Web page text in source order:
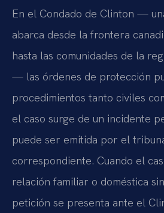
En el Condado de Clinton —
abarca desde la frontera
hasta las comunidades de la
— las órdenes de protección
procedimientos tanto civiles
el caso surge de un incidente
puede ser emitida por el
correspondiente. Cuando el
relación familiar o doméstica
petición se presenta ante el